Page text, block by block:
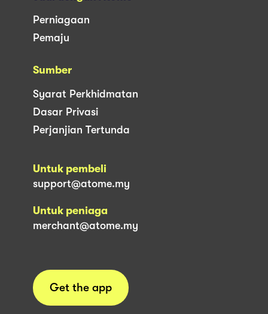
Perniagaan
Pemaju
Sumber
Syarat Perkhidmatan
Dasar Privasi
Perjanjian Tertunda
Untuk pembeli
support@atome.my
Untuk peniaga
merchant@atome.my
Get the app